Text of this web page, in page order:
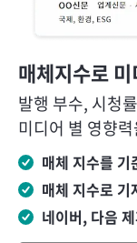
매체지수로
발행 부수, 시청
미디어 별 영향
매체 지수를 기
매체 지수로 기
네이버, 다음